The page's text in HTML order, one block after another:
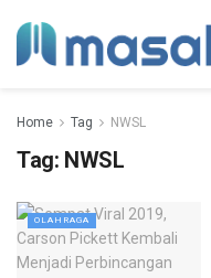
Home Tag NWSL
Tag: NWSL
OLAHRAGA